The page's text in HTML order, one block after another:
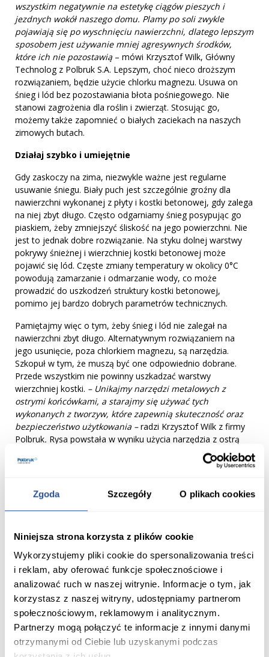
Zgoda Szczegóły O plikach cookies
Niniejsza strona korzysta z plików cookie
Wykorzystujemy pliki cookie do spersonalizowania treści
i reklam, aby oferować funkcje społecznościowe i
analizować ruch w naszej witrynie. Informacje o tym, jak
korzystasz z naszej witryny, udostępniamy partnerom
społecznościowym, reklamowym i analitycznym.
Partnerzy mogą połączyć te informacje z innymi danymi
otrzymanymi od Ciebie lub uzyskanymi podczas
wszystkim negatywnie na estetykę ciągów pieszych i
jezdnych wokół naszego domu. Plamy po soli zwykle
pojawiają się po wyschnięciu nawierzchni, dlatego lepszym
sposobem jest używanie mniej agresywnych środków,
które ich nie pozostawią – mówi Krzysztof Wilk, Główny
Technolog z Polbruk S.A. Lepszym, choć nieco droższym
rozwiązaniem, będzie użycie chlorku magnezu. Usuwa on
śnieg i lód bez pozostawiania błota pośniegowego. Nie
stanowi zagrożenia dla roślin i zwierząt. Stosując go,
możemy także zapomnieć o białych zaciekach na naszych
zimowych butach.
Działaj szybko i umiejętnie
Gdy zaskoczy na zima, niezwykle ważne jest regularne
usuwanie śniegu. Biały puch jest szczególnie groźny dla
nawierzchni wykonanej z płyty i kostki betonowej, gdy zalega
na niej zbyt długo. Często odgarniamy śnieg posypując go
piaskiem, żeby zmniejszyć śliskość na jego powierzchni. Nie
jest to jednak dobre rozwiązanie. Na styku dolnej warstwy
pokrywy śnieżnej i wierzchniej kostki betonowej może
pojawić się lód. Częste zmiany temperatury w okolicy 0°C
powodują zamarzanie i odmarzanie wody, co może
prowadzić do uszkodzeń struktury kostki betonowej,
pomimo jej bardzo dobrych parametrów technicznych.
Pamiętajmy więc o tym, żeby śnieg i lód nie zalegał na
nawierzchni zbyt długo. Alternatywnym rozwiązaniem na
jego usunięcie, poza chlorkiem magnezu, są narzędzia.
Szkopuł w tym, że muszą być one odpowiednio dobrane.
Przede wszystkim nie powinny uszkadzać warstwy
wierzchniej kostki. – Unikajmy narzędzi metalowych z
ostrymi końcówkami, a starajmy się używać tych
wykonanych z tworzyw, które zapewnią skuteczność oraz
bezpieczeństwo użytkowania –radzi Krzysztof Wilk z firmy
Polbruk. Rysa powstała w wyniku użycia narzędzia z ostrą
końcówką jest naruszeniem warstwy wierzchniej kostki czy
płyty, która chroni wnętrze materiału budowlanego. Wraz z
materiału, a nawet jego pękania.
Jest jeszcze jeden ważny aspekt. Dotyczy on wyboru
charakteryzować się wysoką mrozoodpornością oraz niską
nasiąkliwością (małym stopniem wchłaniania wody). Są to
najważniejsze parametry w kontekście odporności kostek i
płyt betonowych na warunki atmosferyczne w okresie
zimowym.
Choć kostki i płyty betonowe są bardzo trwałymi
materiałami, które sprawiają, że alejki i ścieżki w otoczeniu
domu prezentują się pięknie, niezwykle ważne jest, aby
pamiętać, w jaki sposób należy prowadzić ich konserwację w